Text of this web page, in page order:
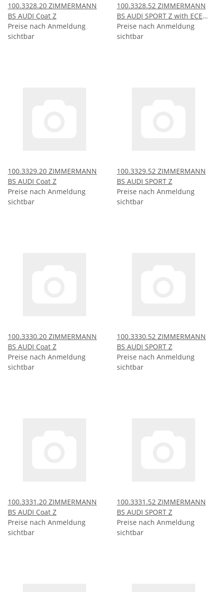
100.3328.20 ZIMMERMANN
BS AUDI Coat Z
Preise nach Anmeldung
sichtbar
100.3328.52 ZIMMERMANN
BS AUDI SPORT Z with ECE
R90
Preise nach Anmeldung
sichtbar
100.3329.20 ZIMMERMANN
BS AUDI Coat Z
Preise nach Anmeldung
sichtbar
100.3329.52 ZIMMERMANN
BS AUDI SPORT Z
Preise nach Anmeldung
sichtbar
100.3330.20 ZIMMERMANN
BS AUDI Coat Z
Preise nach Anmeldung
sichtbar
100.3330.52 ZIMMERMANN
BS AUDI SPORT Z
Preise nach Anmeldung
sichtbar
100.3331.20 ZIMMERMANN
BS AUDI Coat Z
Preise nach Anmeldung
sichtbar
100.3331.52 ZIMMERMANN
BS AUDI SPORT Z
Preise nach Anmeldung
sichtbar